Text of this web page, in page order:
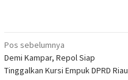
Navigasi
pos
Pos sebelumnya
Demi Kampar, Repol Siap
Tinggalkan Kursi Empuk DPRD Riau